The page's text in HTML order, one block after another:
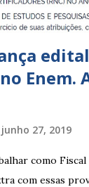
Enem.
junho 27, 2019
como Fiscal
com essas